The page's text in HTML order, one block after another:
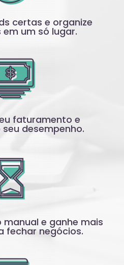
certas e organize
em um só lugar.
faturamento e
desempenho.
manual e ganhe mais
fechar negócios.